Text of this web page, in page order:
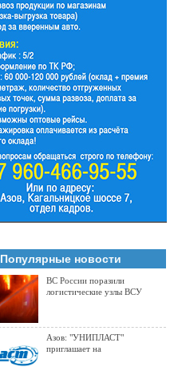
Популярные новости
ВС России поразили
логистические узлы ВСУ
Азов: "УНИПЛАСТ"
приглашает на